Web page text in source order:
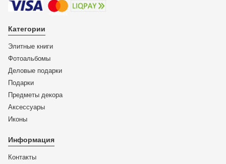
Категории
Элитные книги
Фотоальбомы
Деловые подарки
Подарки
Предметы декора
Аксессуары
Иконы
Информация
Контакты